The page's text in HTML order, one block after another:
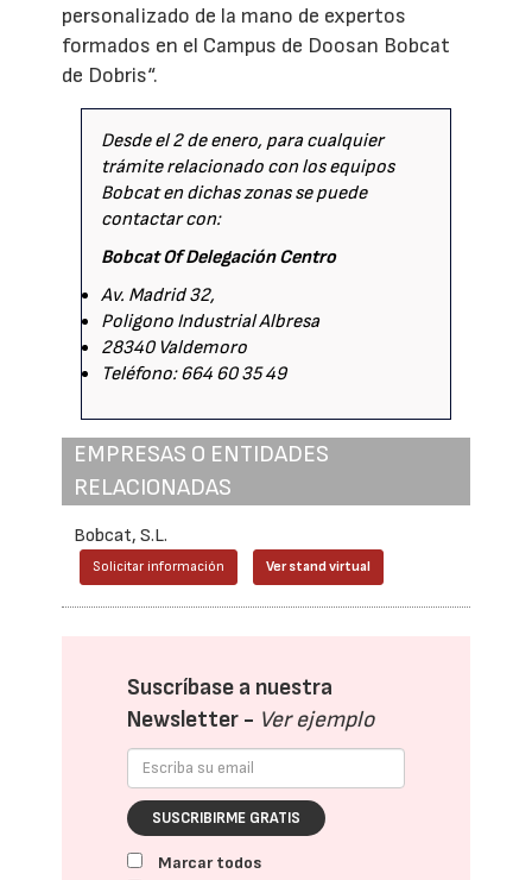
personalizado de la mano de expertos
formados en el Campus de Doosan Bobcat
de Dobris“.
Desde el 2 de enero, para cualquier
trámite relacionado con los equipos
Bobcat en dichas zonas se puede
contactar con:
Bobcat Of Delegación Centro
Av. Madrid 32,
Poligono Industrial Albresa
28340 Valdemoro
Teléfono: 664 60 35 49
EMPRESAS O ENTIDADES
RELACIONADAS
Bobcat, S.L.
Solicitar información Ver stand virtual
Suscríbase a nuestra
Newsletter - Ver ejemplo
SUSCRIBIRME GRATIS
Marcar todos